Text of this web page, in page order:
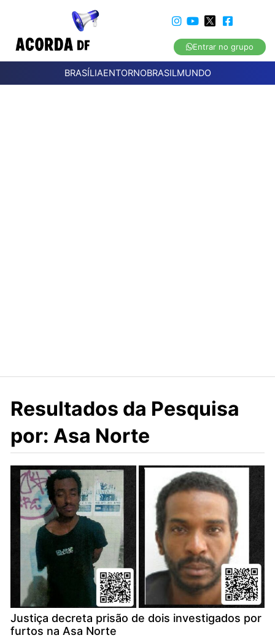
Entrar no grupo
BRASÍLIAENTORNOBRASILMUNDO
Resultados da Pesquisa
por: Asa Norte
Justiça decreta prisão de dois investigados por
furtos na Asa Norte